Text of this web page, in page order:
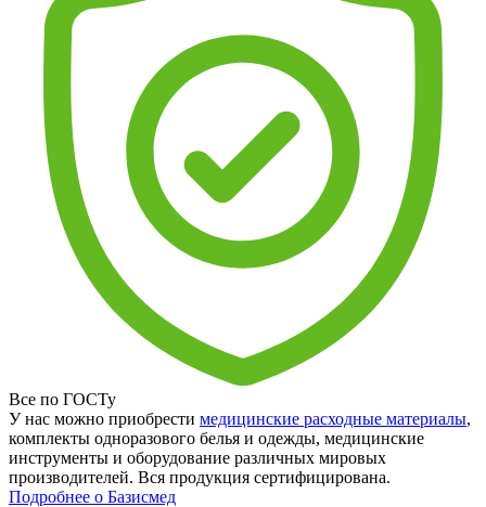
Все по ГОСТу
У нас можно приобрести медицинские расходные материалы,
комплекты одноразового белья и одежды, медицинские
инструменты и оборудование различных мировых
производителей. Вся продукция сертифицирована.
Подробнее о Базисмед